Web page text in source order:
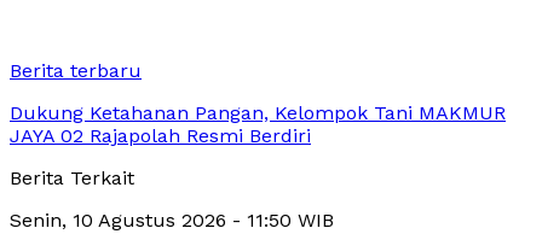
Berita terbaru
Dukung Ketahanan Pangan, Kelompok Tani MAKMUR
JAYA 02 Rajapolah Resmi Berdiri
Berita Terkait
Senin, 10 Agustus 2026 - 11:50 WIB